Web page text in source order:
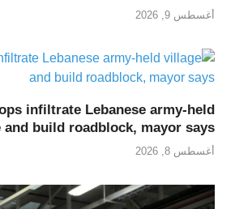
أغسطس 9, 2026
infiltrate Lebanese army-held
and build roadblock, mayor says
أغسطس 8, 2026